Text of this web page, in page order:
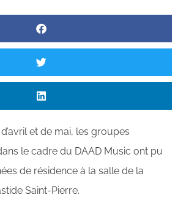
et de mai, les groupes
le cadre du DAAD Music ont pu
de résidence à la salle de la
Saint-Pierre.